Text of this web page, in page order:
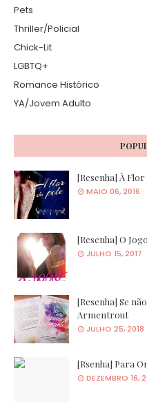
Pets
Thriller/Policial
Chick-Lit
LGBTQ+
Romance Histórico
YA/Jovem Adulto
[Resenha] À
MAIO 06, 2016
[Resenha] O
JULHO 15, 2017
[Resenha] Se
Armentrout
JULHO 25, 2018
[Rsenha] Para
DEZEMBRO 16,